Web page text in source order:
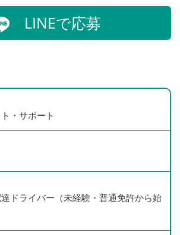
LINEで応募
・サポート
達ドライバー（未経験・普通免許から始